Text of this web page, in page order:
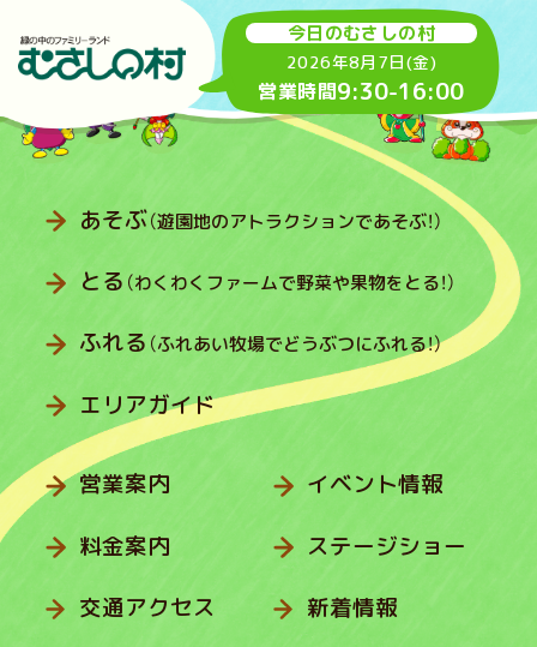
今日のむさしの村
2026年8月7日(金)
営業時間9:30-16:00
あそぶ（遊園地のアトラクションであそぶ！）
とる （わくわくファームで野菜や果物をとる！）
ふれる （ふれあい牧場でどうぶつにふれる！）
エリアガイド
営業案内
料金案内
交通アクセス
イベント情報
ステージショー
新着情報